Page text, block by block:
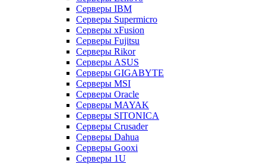
Серверы IBM
Серверы Supermicro
Серверы xFusion
Серверы Fujitsu
Серверы Rikor
Серверы ASUS
Серверы GIGABYTE
Серверы MSI
Серверы Oracle
Серверы MAYAK
Серверы SITONICA
Серверы Crusader
Серверы Dahua
Серверы Gooxi
Серверы 1U